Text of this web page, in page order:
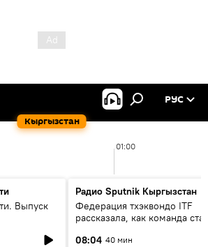
Кыргызстан
РУС
01:00
Выпуск
Радио Sputnik Кыргызстан
Федерация тхэквондо ITF
рассказала, как команда
08:04 40 мин